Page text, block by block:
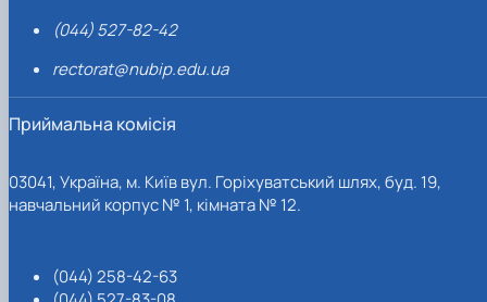
(044) 527-82-42
rectorat@nubip.edu.ua
Приймальна комісія
03041, Україна, м. Київ вул. Горіхуватський шлях, буд. 19,
навчальний корпус № 1, кімната № 12.
(044) 258-42-63